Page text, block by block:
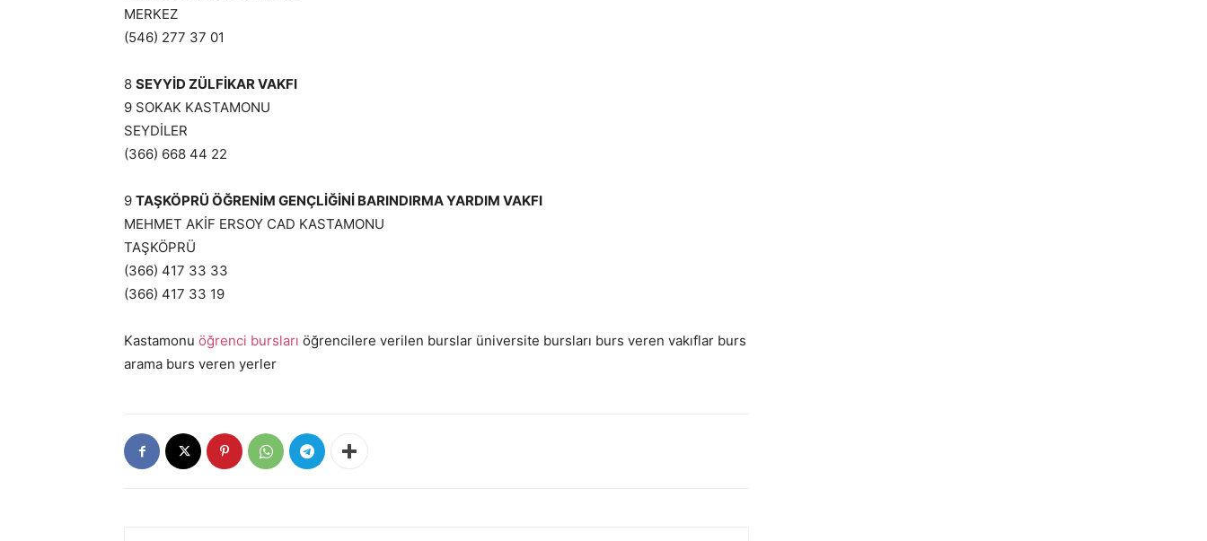
MERKEZ
(546) 277 37 01
8 SEYYİD ZÜLFİKAR VAKFI
9 SOKAK KASTAMONU
SEYDİLER
(366) 668 44 22
9 TAŞKÖPRÜ ÖĞRENİM GENÇLİĞİNİ BARINDIRMA YARDIM VAKFI
MEHMET AKİF ERSOY CAD KASTAMONU
TAŞKÖPRÜ
(366) 417 33 33
(366) 417 33 19
Kastamonu öğrenci bursları öğrencilere verilen burslar üniversite bursları burs veren vakıflar burs
arama burs veren yerler